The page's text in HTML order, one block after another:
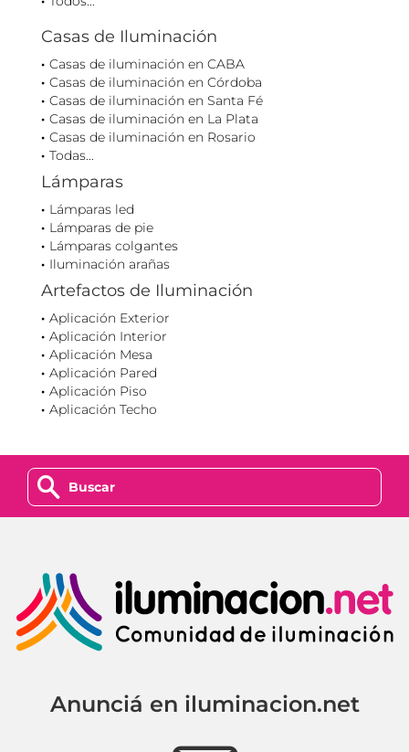
Casas de Iluminación
Casas de iluminación en CABA
Casas de iluminación en Córdoba
Casas de iluminación en Santa Fé
Casas de iluminación en La Plata
Casas de iluminación en Rosario
Todas...
Lámparas
Lámparas led
Lámparas de pie
Lámparas colgantes
Iluminación arañas
Artefactos de Iluminación
Aplicación Exterior
Aplicación Interior
Aplicación Mesa
Aplicación Pared
Aplicación Piso
Aplicación Techo
z
Anunciá en iluminacion.net